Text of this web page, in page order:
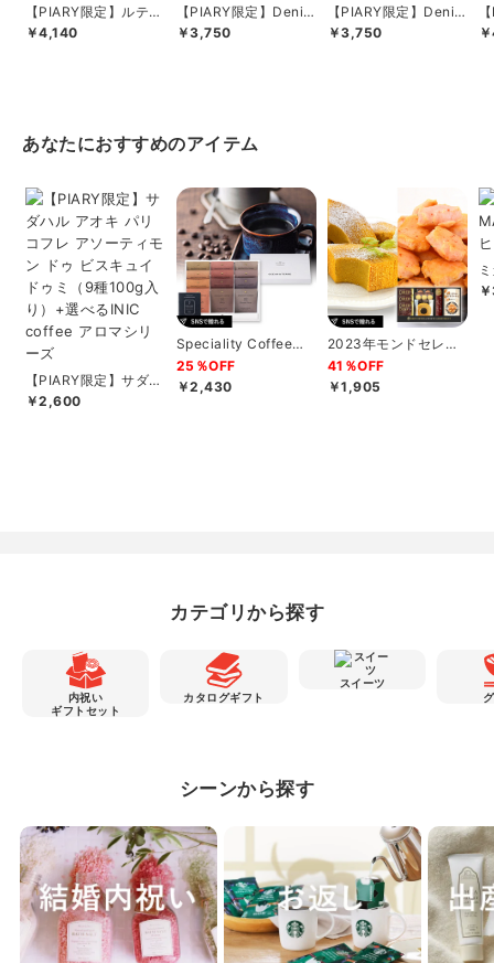
【PIARY限定】ルティ
ーネ ペアコーヒーセ
ット+選べる...
￥4,140
【PIARY限定】Denim
Factory マグカップ...
￥3,750
【PIARY限定】Denim
Factory マグカップ...
￥3,750
あなたにおすすめのアイテム
【PIARY限定】サダハ
ル アオキ パリ コフレ
アソー...
￥2,600
Speciality Coffeeセ
ットC
25％OFF
￥2,430
2023年モンドセレク
ション銀賞受賞 セイ
コー珈琲＆和洋...
41％OFF
￥1,905
カテゴリから探す
内祝い
ギフトセット
カタログギフト
スイーツ
シーンから探す